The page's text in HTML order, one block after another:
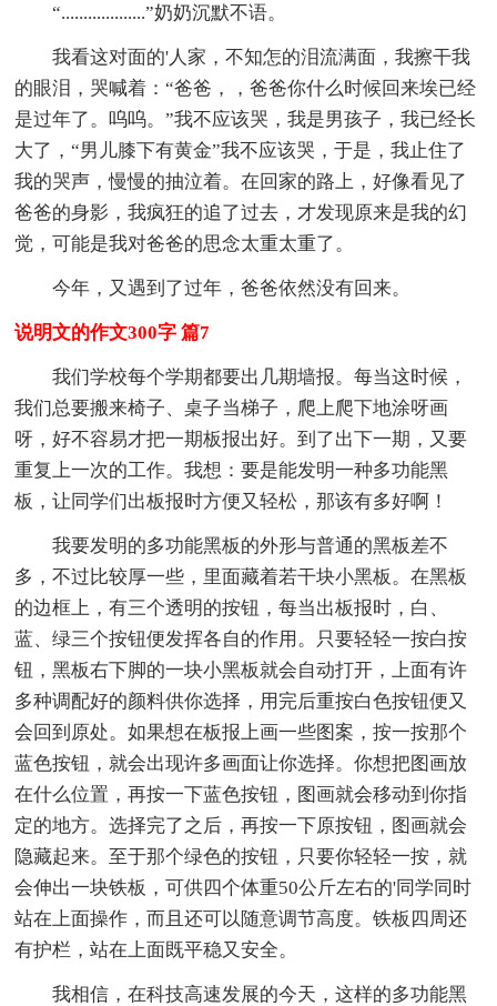
“...................”奶奶沉默不语。
我看这对面的'人家，不知怎的泪流满面，我擦干我
的眼泪，哭喊着：“爸爸，，爸爸你什么时候回来埃已经
是过年了。呜呜。”我不应该哭，我是男孩子，我已经长
大了，“男儿膝下有黄金”我不应该哭，于是，我止住了
我的哭声，慢慢的抽泣着。在回家的路上，好像看见了
爸爸的身影，我疯狂的追了过去，才发现原来是我的幻
觉，可能是我对爸爸的思念太重太重了。
今年，又遇到了过年，爸爸依然没有回来。
说明文的作文300字 篇7
我们学校每个学期都要出几期墙报。每当这时候，
我们总要搬来椅子、桌子当梯子，爬上爬下地涂呀画
呀，好不容易才把一期板报出好。到了出下一期，又要
重复上一次的工作。我想：要是能发明一种多功能黑
板，让同学们出板报时方便又轻松，那该有多好啊！
我要发明的多功能黑板的外形与普通的黑板差不
多，不过比较厚一些，里面藏着若干块小黑板。在黑板
的边框上，有三个透明的按钮，每当出板报时，白、
蓝、绿三个按钮便发挥各自的作用。只要轻轻一按白按
钮，黑板右下脚的一块小黑板就会自动打开，上面有许
多种调配好的颜料供你选择，用完后重按白色按钮便又
会回到原处。如果想在板报上画一些图案，按一按那个
蓝色按钮，就会出现许多画面让你选择。你想把图画放
在什么位置，再按一下蓝色按钮，图画就会移动到你指
定的地方。选择完了之后，再按一下原按钮，图画就会
隐藏起来。至于那个绿色的按钮，只要你轻轻一按，就
会伸出一块铁板，可供四个体重50公斤左右的'同学同时
站在上面操作，而且还可以随意调节高度。铁板四周还
有护栏，站在上面既平稳又安全。
我相信，在科技高速发展的今天，这样的多功能黑